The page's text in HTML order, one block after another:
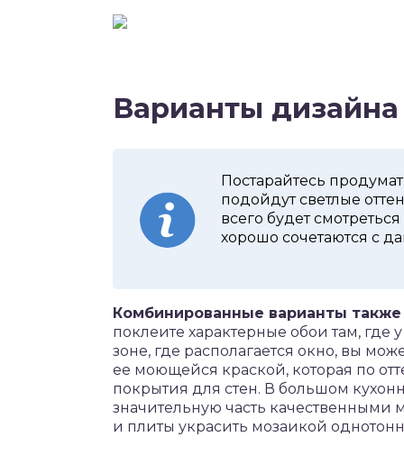
Варианты дизайна
Постарайтесь
подойдут светлые
всего будет
хорошо сочетаются с
Комбинированные варианты
поклеите характерные обои там, где
зоне, где располагается окно, вы
ее моющейся краской, которая по
покрытия для стен. В большом
значительную часть
и плиты украсить мозаикой